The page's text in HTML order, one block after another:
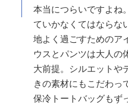
本当につらいですよね
ていかなくてはならな
地よく過ごすためのア
ウスとパンツは大人の
大前提。シルエットや
きの素材にもこだわっ
保冷トートバッグもず